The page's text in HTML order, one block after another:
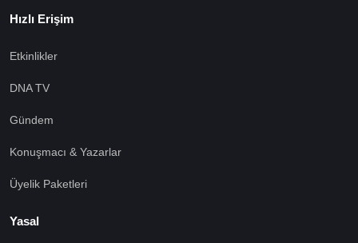
Hızlı Erişim
Etkinlikler
DNA TV
Gündem
Konuşmacı & Yazarlar
Üyelik Paketleri
Yasal